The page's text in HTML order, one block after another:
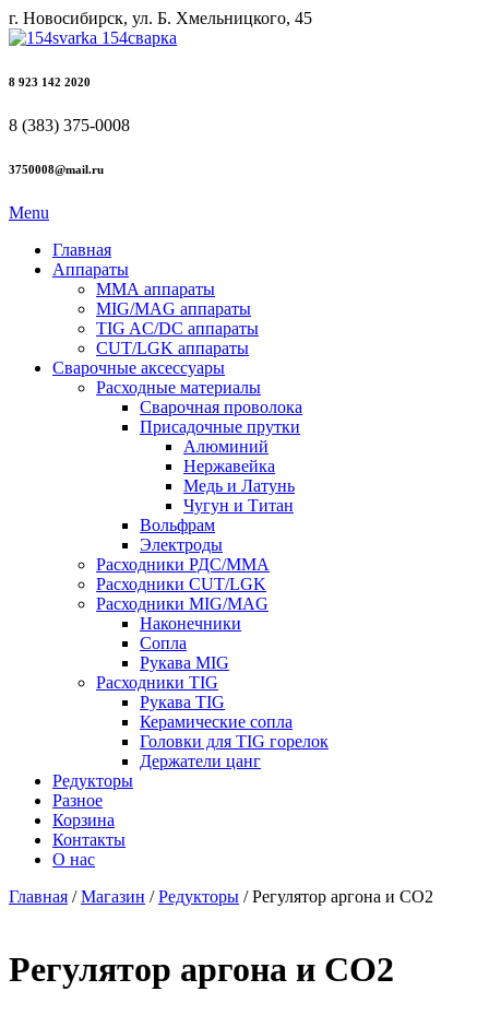
г. Новосибирск, ул. Б. Хмельницкого, 45
8 923 142 2020
8 (383) 375-0008
3750008@mail.ru
Menu
Главная
Аппараты
ММА аппараты
MIG/MAG аппараты
TIG AC/DC аппараты
CUT/LGK аппараты
Сварочные аксессуары
Расходные материалы
Сварочная проволока
Присадочные прутки
Алюминий
Нержавейка
Медь и Латунь
Чугун и Титан
Вольфрам
Электроды
Расходники РДС/MMA
Расходники CUT/LGK
Расходники MIG/MAG
Наконечники
Сопла
Рукава MIG
Расходники TIG
Рукава TIG
Керамические сопла
Головки для TIG горелок
Держатели цанг
Редукторы
Разное
Корзина
Контакты
О нас
Главная /Магазин /Редукторы / Регулятор аргона и СО2
Регулятор аргона и СО2